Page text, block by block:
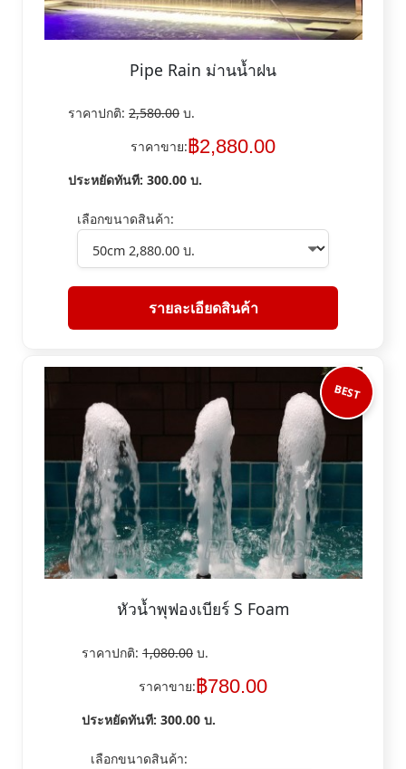
Pipe Rain ม่านน้ำฝน
ราคาปกติ: 2,580.00 บ.
ราคาขาย: ฿2,880.00
ประหยัดทันที: 300.00 บ.
เลือกขนาดสินค้า:
รายละเอียดสินค้า
BEST
หัวน้ำพุฟองเบียร์ S Foam
ราคาปกติ: 1,080.00 บ.
ราคาขาย:฿780.00
ประหยัดทันที: 300.00 บ.
เลือกขนาดสินค้า: